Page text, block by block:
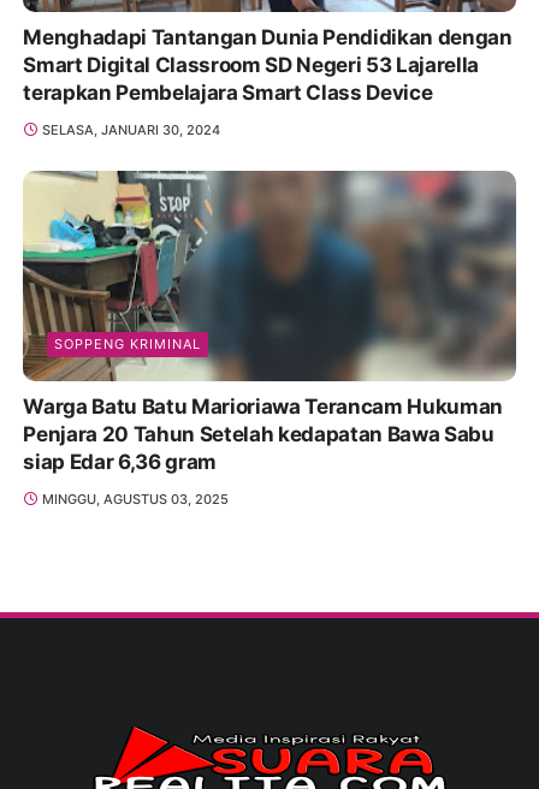
Menghadapi Tantangan Dunia Pendidikan dengan
Smart Digital Classroom SD Negeri 53 Lajarella
terapkan Pembelajara Smart Class Device
SELASA, JANUARI 30, 2024
SOPPENG KRIMINAL
Warga Batu Batu Marioriawa Terancam Hukuman
Penjara 20 Tahun Setelah kedapatan Bawa Sabu
siap Edar 6,36 gram
MINGGU, AGUSTUS 03, 2025